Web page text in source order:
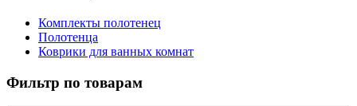
Комплекты полотенец
Полотенца
Коврики для ванных комнат
Фильтр по товарам